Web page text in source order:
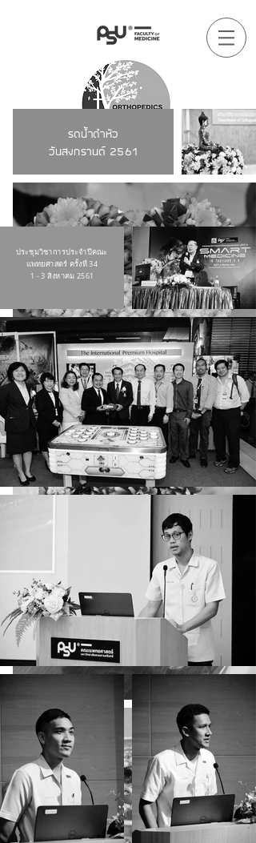
รดน้ำดำหัว
วันสงกรานต์ 2561
ประชุมวิชาการประจำปีคณะ
แพทยศาสตร์ ครั้งที่ 34
1 - 3 สิงหาคม 2561